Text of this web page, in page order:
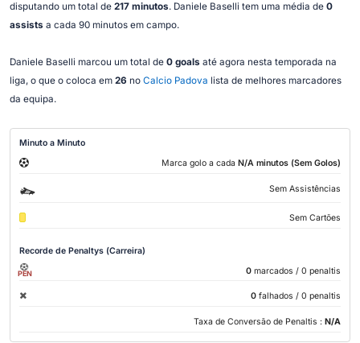
disputando um total de 217 minutos. Daniele Baselli tem uma média de 0
assists a cada 90 minutos em campo.
Daniele Baselli marcou um total de 0 goals até agora nesta temporada na
liga, o que o coloca em 26 no Calcio Padova lista de melhores marcadores
da equipa.
Minuto a Minuto
Marca golo a cada N/A minutos (Sem Golos)
Sem Assistências
Sem Cartões
Recorde de Penaltys (Carreira)
PEN 0 marcados / 0 penaltis
0 falhados / 0 penaltis
Taxa de Conversão de Penaltis : N/A